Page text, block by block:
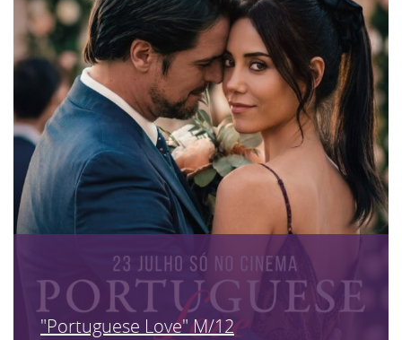
"Portuguese Love" M/12